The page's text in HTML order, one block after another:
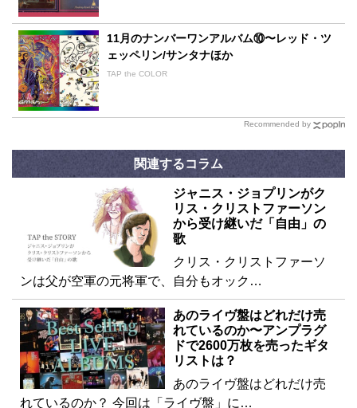
11月のナンバーワンアルバム⑩〜レッド・ツ
ェッペリン/サンタナほか
TAP the COLOR
Recommended by
関連するコラム
ジャニス・ジョプリンがク
リス・クリストファーソン
から受け継いだ「自由」の
歌
クリス・クリストファーソ
ンは父が空軍の元将軍で、自分もオック…
あのライヴ盤はどれだけ売
れているのか〜アンプラグ
ドで2600万枚を売ったギタ
リストは？
あのライヴ盤はどれだけ売
れているのか？ 今回は「ライヴ盤」に…